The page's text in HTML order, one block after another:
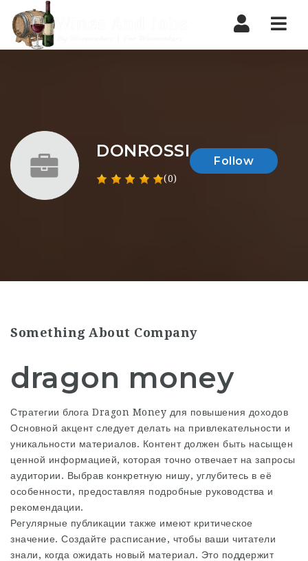
DONROSSI
(0)
Follow
Something About Company
dragon money
Стратегии блога Dragon Money для повышения доходов
Основной акцент следует делать на привлекательности и
уникальности материалов. Контент должен быть насыщен
ценной информацией, которая точно отвечает на запросы
аудитории. Выбрав конкретную нишу, углубитесь в её
особенности, предоставляя подробные руководства и
рекомендации.
Регулярные публикации также имеют критическое
значение. Создайте расписание, чтобы ваши читатели
знали, когда ожидать новый материал. Это поддержит